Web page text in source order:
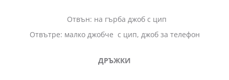
Отвън: на гърба джоб с цип
Отвътре: малко джобче с цип, джоб за телефон
ДРЪЖКИ